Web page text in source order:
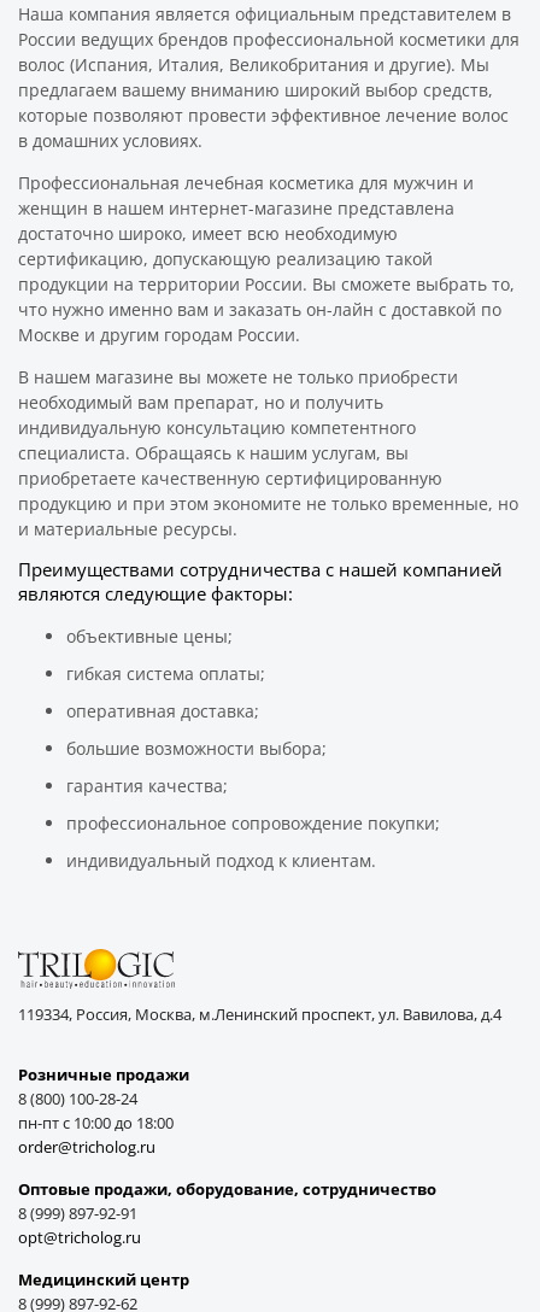
Наша компания является официальным представителем в
России ведущих брендов профессиональной косметики для
волос (Испания, Италия, Великобритания и другие). Мы
предлагаем вашему вниманию широкий выбор средств,
которые позволяют провести эффективное лечение волос
в домашних условиях.
Профессиональная лечебная косметика для мужчин и
женщин в нашем интернет-магазине представлена
достаточно широко, имеет всю необходимую
сертификацию, допускающую реализацию такой
продукции на территории России. Вы сможете выбрать то,
что нужно именно вам и заказать он-лайн с доставкой по
Москве и другим городам России.
В нашем магазине вы можете не только приобрести
необходимый вам препарат, но и получить
индивидуальную консультацию компетентного
специалиста. Обращаясь к нашим услугам, вы
приобретаете качественную сертифицированную
продукцию и при этом экономите не только временные, но
и материальные ресурсы.
Преимуществами сотрудничества с нашей компанией
являются следующие факторы:
объективные цены;
гибкая система оплаты;
оперативная доставка;
большие возможности выбора;
гарантия качества;
профессиональное сопровождение покупки;
индивидуальный подход к клиентам.
119334, Россия, Москва, м.Ленинский проспект, ул. Вавилова, д.4
Розничные продажи
8 (800) 100-28-24
пн-пт с 10:00 до 18:00
order@tricholog.ru
Оптовые продажи, оборудование, cотрудничество
8 (999) 897-92-91
opt@tricholog.ru
Медицинский центр
8 (999) 897-92-62